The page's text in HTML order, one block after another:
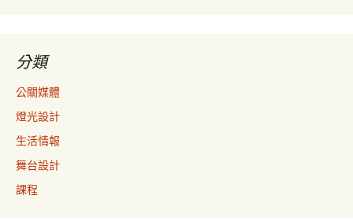
分類
公關媒體
燈光設計
生活情報
舞台設計
課程